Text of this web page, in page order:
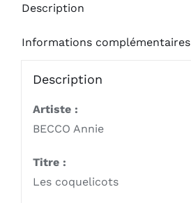
Description
Informations complémentaires
Description
Artiste :
BECCO Annie
Titre :
Les coquelicots